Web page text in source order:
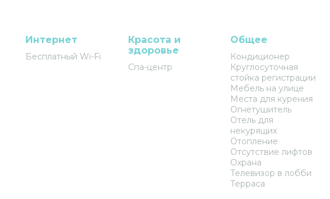
Интернет
Бесплатный Wi-Fi
Красота и
здоровье
Спа-центр
Общее
Кондиционер
Круглосуточная
стойка регистрации
Мебель на улице
Места для курения
Огнетушитель
Отель для
некурящих
Отопление
Отсутствие лифтов
Охрана
Телевизор в лобби
Терраса